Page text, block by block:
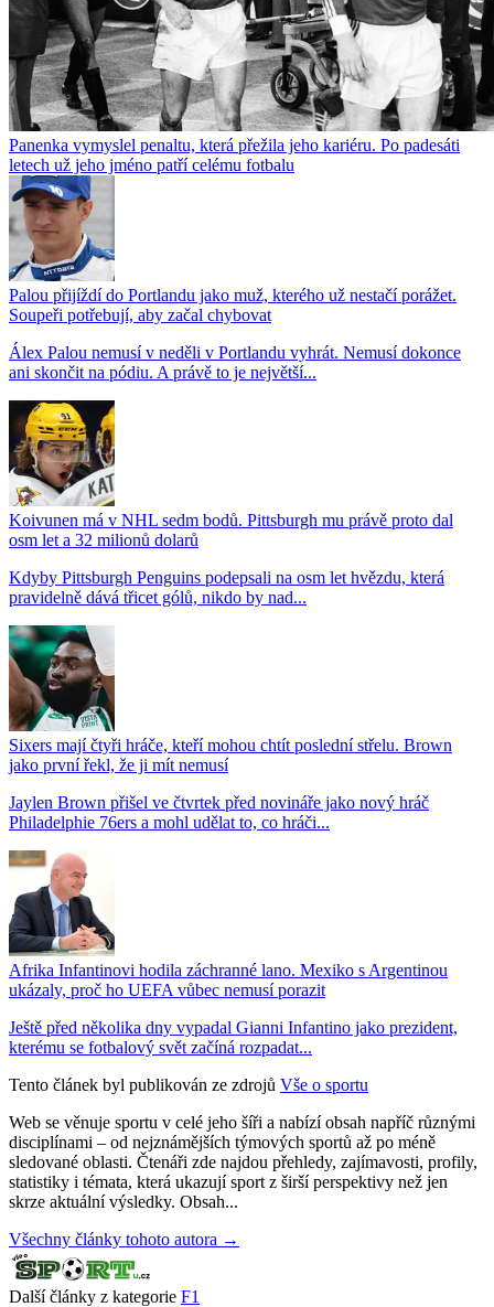
Panenka vymyslel penaltu, která přežila jeho kariéru. Po padesáti
letech už jeho jméno patří celému fotbalu
Palou přijíždí do Portlandu jako muž, kterého už nestačí porážet.
Soupeři potřebují, aby začal chybovat
Álex Palou nemusí v neděli v Portlandu vyhrát. Nemusí dokonce
ani skončit na pódiu. A právě to je největší...
Koivunen má v NHL sedm bodů. Pittsburgh mu právě proto dal
osm let a 32 milionů dolarů
Kdyby Pittsburgh Penguins podepsali na osm let hvězdu, která
pravidelně dává třicet gólů, nikdo by nad...
Sixers mají čtyři hráče, kteří mohou chtít poslední střelu. Brown
jako první řekl, že ji mít nemusí
Jaylen Brown přišel ve čtvrtek před novináře jako nový hráč
Philadelphie 76ers a mohl udělat to, co hráči...
Afrika Infantinovi hodila záchranné lano. Mexiko s Argentinou
ukázaly, proč ho UEFA vůbec nemusí porazit
Ještě před několika dny vypadal Gianni Infantino jako prezident,
kterému se fotbalový svět začíná rozpadat...
Tento článek byl publikován ze zdrojů Vše o sportu
Web se věnuje sportu v celé jeho šíři a nabízí obsah napříč různými
disciplínami – od nejznámějších týmových sportů až po méně
sledované oblasti. Čtenáři zde najdou přehledy, zajímavosti, profily,
statistiky i témata, která ukazují sport z širší perspektivy než jen
skrze aktuální výsledky. Obsah...
Všechny články tohoto autora →
Další články z kategorie F1